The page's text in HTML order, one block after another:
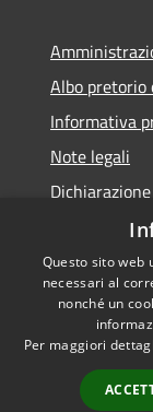
Albo pretorio
Informativa
Note legali
Accessibilità
Privacy
Questo sito web
necessari al
nonché un
Per maggiori